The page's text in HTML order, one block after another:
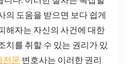
의 도움을 받으면 보다 쉽게
해자는 자신의 사건에 대한
치를 취할 수 있는 권리가 있
전문 변호사는 이러한 권리